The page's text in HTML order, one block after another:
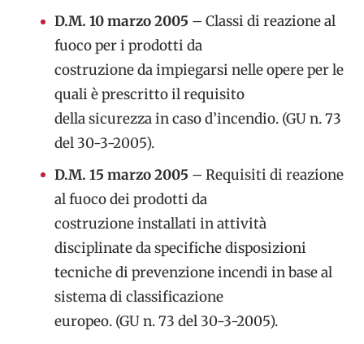
D.M. 10 marzo 2005 – Classi di reazione al
fuoco per i prodotti da
costruzione da impiegarsi nelle opere per le
quali è prescritto il requisito
della sicurezza in caso d’incendio. (GU n. 73
del 30-3-2005).
D.M. 15 marzo 2005 – Requisiti di reazione
al fuoco dei prodotti da
costruzione installati in attività
disciplinate da specifiche disposizioni
tecniche di prevenzione incendi in base al
sistema di classificazione
europeo. (GU n. 73 del 30-3-2005).